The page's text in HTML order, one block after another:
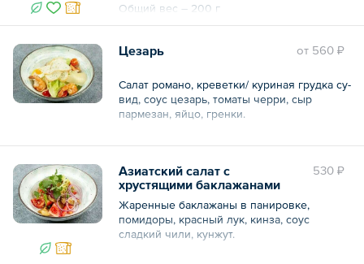
Общий вес – 200 г
oт 560 ₽
Цезарь
Салат романо, креветки/ куриная грудка су-
вид, соус цезарь, томаты черри, сыр
пармезан, яйцо, гренки.
Общий вес – 230 г
530 ₽
Азиатский салат с
хрустящими баклажанами
Жаренные баклажаны в панировке,
помидоры, красный лук, кинза, соус
сладкий чили, кунжут.